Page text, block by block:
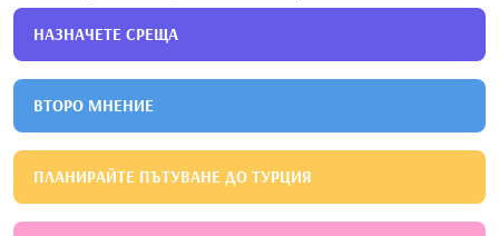
НАЗНАЧЕТЕ СРЕЩА
ВТОРО МНЕНИЕ
ПЛАНИРАЙТЕ ПЪТУВАНЕ ДО ТУРЦИЯ